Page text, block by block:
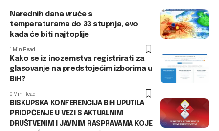
Narednih dana vruće s
temperaturama do 33 stupnja, evo
kada će biti najtoplije
1 Min Read
Kako se iz inozemstva registrirati za
glasovanje na predstojećim izborima u
BiH?
0 Min Read
BISKUPSKA KONFERENCIJA BiH UPUTILA
PRIOPĆENJE U VEZI S AKTUALNIM
DRUŠTVENIM I JAVNIM RASPRAVAMA KOJE